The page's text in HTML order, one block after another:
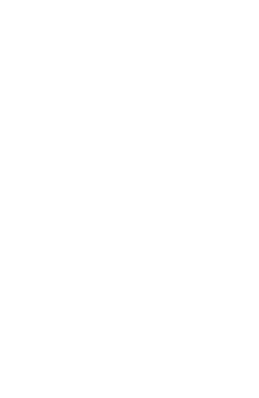
quantity
quantity
quantity